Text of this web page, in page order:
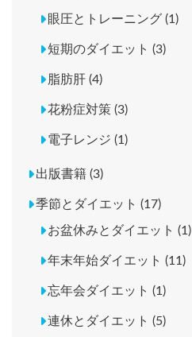
眼圧とトレーニング (1)
短期のダイエット (3)
脂肪肝 (4)
花粉症対策 (3)
電子レンジ (1)
出版書籍 (3)
季節とダイエット (17)
お盆休みとダイエット (1)
年末年始ダイエット (11)
忘年会ダイエット (1)
連休とダイエット (5)